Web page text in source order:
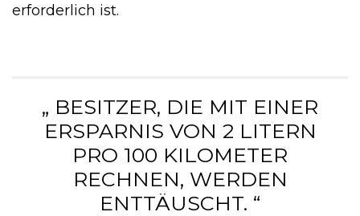
erforderlich ist.
„ BESITZER, DIE MIT EINER
ERSPARNIS VON 2 LITERN
PRO 100 KILOMETER
RECHNEN, WERDEN
ENTTÄUSCHT. “